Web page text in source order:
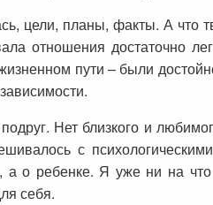
цели, планы, факты. А что
отношения достаточно
пути – были
Нет близкого и
с
о ребенке. Я уже ни на
себя.